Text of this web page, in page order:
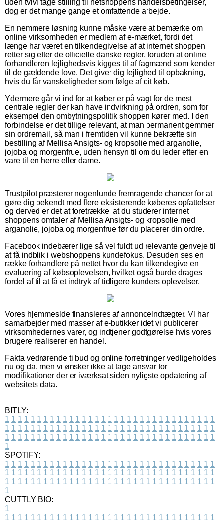
uden tvivl tage stilling til netshoppens handelsbetingelser,
dog er det mange gange et omfattende arbejde.
En nemmere løsning kunne måske være at bemærke om
online virksomheden er medlem af e-mærket, fordi det
længe har været en tilkendegivelse af at internet shoppen
retter sig efter de officielle danske regler, foruden at online
forhandleren lejlighedsvis kigges til af fagmænd som kender
til de gældende love. Det giver dig lejlighed til opbakning,
hvis du får vanskeligheder som følge af dit køb.
Ydermere går vi ind for at køber er på vagt for de mest
centrale regler der kan have indvirkning på ordren, som for
eksempel den ombytningspolitik shoppen kører med. I den
forbindelse er det tillige relevant, at man permanent gemmer
sin ordremail, så man i fremtiden vil kunne bekræfte sin
bestilling af Mellisa Ansigts- og kropsolie med arganolie,
jojoba og morgenfrue, uden hensyn til om du leder efter en
vare til en herre eller dame.
Trustpilot præsterer nogenlunde fremragende chancer for at
gøre dig bekendt med flere eksisterende køberes opfattelser
og derved er det at foretrække, at du studerer internet
shoppens omtaler af Mellisa Ansigts- og kropsolie med
arganolie, jojoba og morgenfrue før du placerer din ordre.
Facebook indebærer lige så vel fuldt ud relevante genveje til
at få indblik i webshoppens kundefokus. Desuden ses en
række forhandlere på nettet hvor du kan tilkendegive en
evaluering af købsoplevelsen, hvilket også burde drages
fordel af til at få et indtryk af tidligere kunders oplevelser.
Vores hjemmeside finansieres af annonceindtægter. Vi har
samarbejder med masser af e-butikker idet vi publicerer
virksomhedernes varer, og indtjener godtgørelse hvis vores
brugere realiserer en handel.
Fakta vedrørende tilbud og online forretninger vedligeholdes
nu og da, men vi ønsker ikke at tage ansvar for
modifikationer der er iværksat siden nyligste opdatering af
websitets data.
BITLY:
1 1 1 1 1 1 1 1 1 1 1 1 1 1 1 1 1 1 1 1 1 1 1 1 1 1 1 1 1 1 1 1 1
1 1 1 1 1 1 1 1 1 1 1 1 1 1 1 1 1 1 1 1 1 1 1 1 1 1 1 1 1 1 1 1 1
1 1 1 1 1 1 1 1 1 1 1 1 1 1 1 1 1 1 1 1 1 1 1 1 1 1 1 1 1 1 1 1 1
1
SPOTIFY:
1 1 1 1 1 1 1 1 1 1 1 1 1 1 1 1 1 1 1 1 1 1 1 1 1 1 1 1 1 1 1 1 1
1 1 1 1 1 1 1 1 1 1 1 1 1 1 1 1 1 1 1 1 1 1 1 1 1 1 1 1 1 1 1 1 1
1 1 1 1 1 1 1 1 1 1 1 1 1 1 1 1 1 1 1 1 1 1 1 1 1 1 1 1 1 1 1 1 1
1
CUTTLY BIO:
1
1 1 1 1 1 1 1 1 1 1 1 1 1 1 1 1 1 1 1 1 1 1 1 1 1 1 1 1 1 1 1 1 1